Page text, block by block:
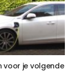
voor je volgende